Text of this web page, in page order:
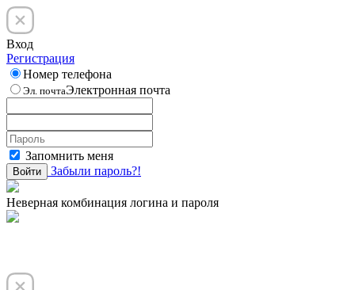
Вход
Регистрация
Номер телефона
Эл. почтаЭлектронная почта
Запомнить меня
Войти Забыли пароль?!
Неверная комбинация логина и пароля